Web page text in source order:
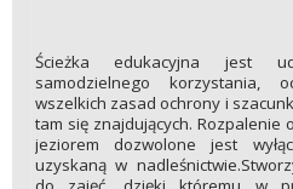
Ścieżka edukacyjna jest
samodzielnego korzystania,
wszelkich zasad ochrony i
tam się znajdujących.
jeziorem dozwolone jest
uzyskaną w